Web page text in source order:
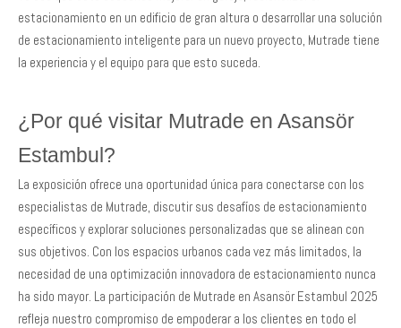
estacionamiento en un edificio de gran altura o desarrollar una solución
de estacionamiento inteligente para un nuevo proyecto, Mutrade tiene
la experiencia y el equipo para que esto suceda.
¿Por qué visitar Mutrade en Asansör
Estambul?
La exposición ofrece una oportunidad única para conectarse con los
especialistas de Mutrade, discutir sus desafíos de estacionamiento
específicos y explorar soluciones personalizadas que se alinean con
sus objetivos. Con los espacios urbanos cada vez más limitados, la
necesidad de una optimización innovadora de estacionamiento nunca
ha sido mayor. La participación de Mutrade en Asansör Estambul 2025
refleja nuestro compromiso de empoderar a los clientes en todo el